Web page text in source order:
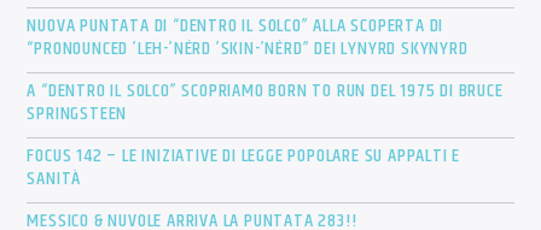
NUOVA PUNTATA DI “DENTRO IL SOLCO” ALLA SCOPERTA DI
“PRONOUNCED ’LEH-’NÉRD ’SKIN-’NÉRD” DEI LYNYRD SKYNYRD
A “DENTRO IL SOLCO” SCOPRIAMO BORN TO RUN DEL 1975 DI BRUCE
SPRINGSTEEN
FOCUS 142 – LE INIZIATIVE DI LEGGE POPOLARE SU APPALTI E
SANITÀ
MESSICO & NUVOLE ARRIVA LA PUNTATA 283!!